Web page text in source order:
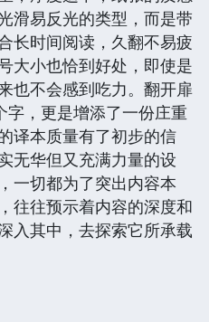
滑易反光的类型，而是带
长时间阅读，久翻不易疲
大小也恰到好处，即使是
也不会感到吃力。翻开扉
字，更是增添了一份庄重
译本质量有了初步的信
无华但又充满力量的设
一切都为了突出内容本
往往预示着内容的深度和
入其中，去探索它所承载